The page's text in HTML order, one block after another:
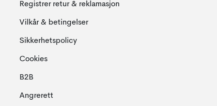
Registrer retur & reklamasjon
Vilkår & betingelser
Sikkerhetspolicy
Cookies
B2B
Angrerett